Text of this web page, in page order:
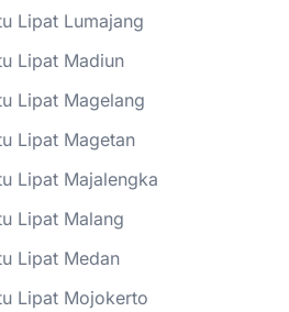
Lipat Lumajang
Lipat Madiun
Lipat Magelang
Lipat Magetan
Lipat Majalengka
Lipat Malang
Lipat Medan
Lipat Mojokerto